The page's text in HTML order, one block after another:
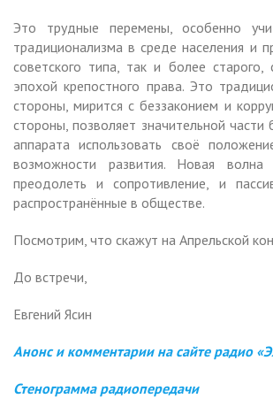
Это трудные перемены, особенно
традиционализма в среде населения и
советского типа, так и более старого,
эпохой крепостного права. Это
стороны, мирится с беззаконием и
стороны, позволяет значительной части
аппарата использовать своё
возможности развития. Новая
преодолеть и сопротивление, и
распространённые в обществе.
Посмотрим, что скажут на Апрельской
До встречи,
Евгений Ясин
Анонс и комментарии на сайте радио
Стенограмма радиопередачи